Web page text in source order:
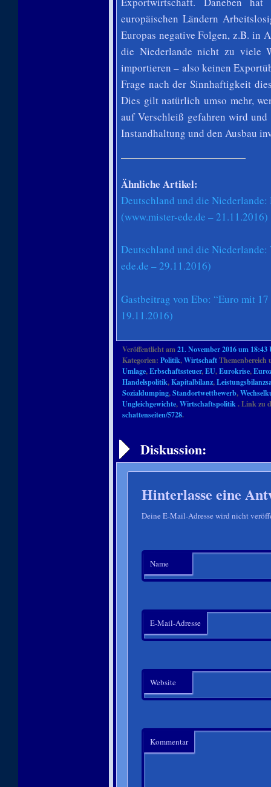
europäischen Ländern
Europas negative Folgen, z.B. in
die Niederlande nicht zu viele
importieren – also keinen
Frage nach der Sinnhaftigkeit
Dies gilt natürlich umso mehr,
auf Verschleiß gefahren wird
Instandhaltung und den Ausbau
Ähnliche Artikel:
Deutschland und die
(www.mister-ede.de – 21.11.2016)
Deutschland und die
ede.de – 29.11.2016)
Gastbeitrag von Ebo: “Euro mit
19.11.2016)
Veröffentlicht am21. November 2016 um 18:43
Kategorien: Politik,Wirtschaft
Umlage,Erbschaftssteuer,EU,Eurokrise,
Handelspolitik,Kapitalbilanz,
Sozialdumping,Standortwettbewerb,
Ungleichgewichte,Wirtschaftspolitik. Link zu
schattenseiten/5728.
Diskussion:
Hinterlasse eine
Deine E-Mail-Adresse wird nicht
Name
E-Mail-Adresse
Website
Kommentar